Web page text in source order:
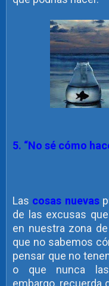
5. “No sé cómo
Las cosas nuevas
de las excusas
en nuestra zona
que no sabemos
pensar que no
o que nunca las
embargo, recuerda